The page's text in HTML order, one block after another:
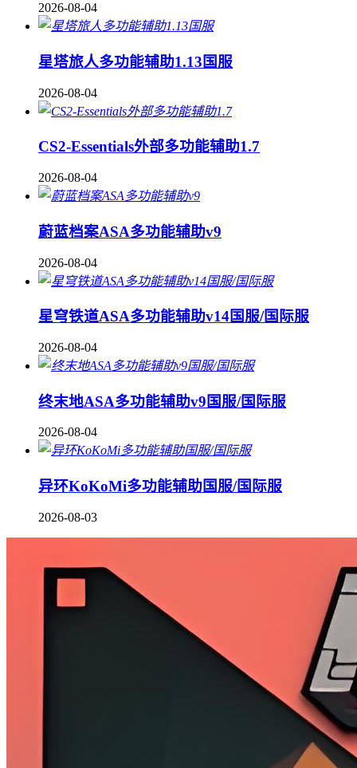
2026-08-04
星塔旅人多功能辅助1.13国服
2026-08-04
CS2-Essentials外部多功能辅助1.7
2026-08-04
蔚蓝档案ASA多功能辅助v9
2026-08-04
星穹铁道ASA多功能辅助v14国服/国际服
2026-08-04
终末地ASA多功能辅助v9国服/国际服
2026-08-04
异环KoKoMi多功能辅助国服/国际服
2026-08-03